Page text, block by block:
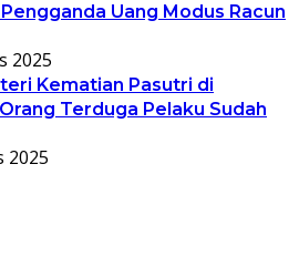
Uang Modus Racun
2025
Kematian Pasutri di
Terduga Pelaku Sudah
2025